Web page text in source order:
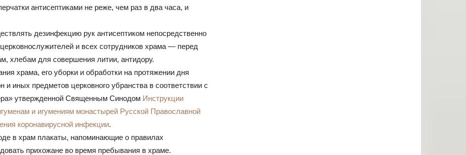
антисептиками не реже, чем раз в два часа, и
дезинфекцию рук антисептиком непосредственно
и всех сотрудников храма — перед
хлебам для совершения литии, антидору.
храма, его уборки и обработки на протяжении дня
иных предметов церковного убранства в соответствии с
утвержденной Священным Синодом Инструкции
и игумениям монастырей Русской Православной
коронавирусной инфекции.
в храм плакаты, напоминающие о правилах
прихожане во время пребывания в храме.